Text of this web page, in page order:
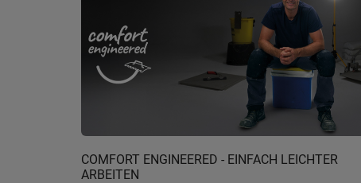
5
BAUEN + LEBEN GmbH & Co. KG
Am Kleinforst 5, 40627, Düsseldorf,
0211/926040
COMFORT ENGINEERED - EINFACH LEICHTER
ARBEITEN